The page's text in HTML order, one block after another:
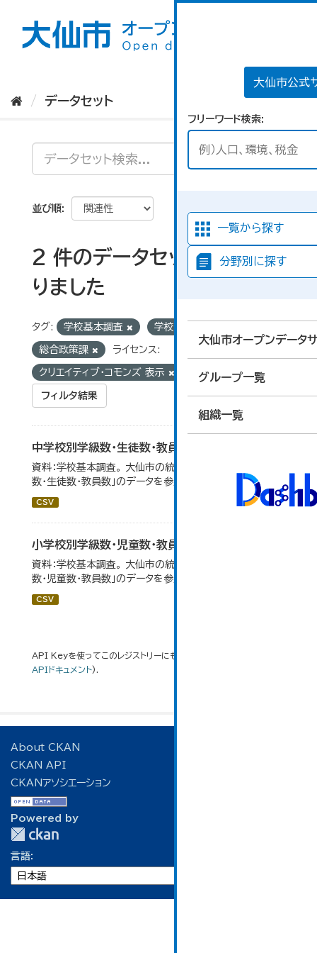
大仙市公式
フリーワード検索
一覧から探す
分野別に探す
大仙市オープンデータ
グループ一覧
組織一覧
データセット
並び順
2 件のデータセットが見つか
りました
タグ: 学校基本調査 学校別
総合政策課 ライセンス:
クリエイティブ・コモンズ 表示
フィルタ結果
中学校別学級数・生徒数・教員数
資料：学校基本調査。 大仙市の統計「14-6 中学校別学級
数・生徒数・教員数」のデータを参照しています。
CSV
小学校別学級数・児童数・教員数
資料：学校基本調査。 大仙市の統計「14-4 小学校別学級
数・児童数・教員数」のデータを参照しています。
CSV
API Keyを使ってこのレジストリーにもアクセス可能です
APIドキュメント).
About CKAN
CKAN API
CKANアソシエーション
Powered by
言語